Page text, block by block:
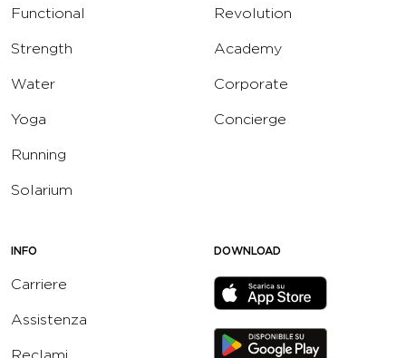
Functional
Strength
Water
Yoga
Running
Solarium
Revolution
Academy
Corporate
Concierge
INFO
Carriere
Assistenza
DOWNLOAD